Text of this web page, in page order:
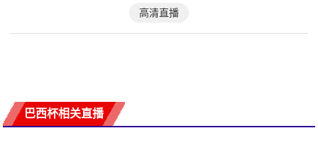
高清直播
巴西杯相关直播